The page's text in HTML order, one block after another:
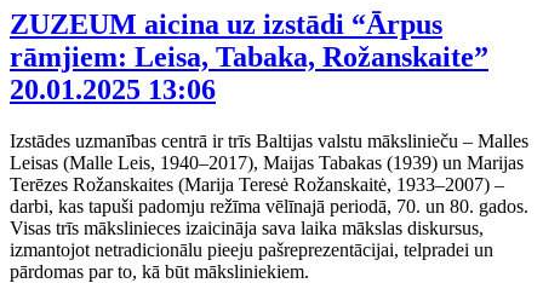
ZUZEUM aicina uz izstādi “Ārpus
rāmjiem: Leisa, Tabaka, Rožanskaite”
20.01.2025 13:06
Izstādes uzmanības centrā ir trīs Baltijas valstu mākslinieču – Malles
Leisas (Malle Leis, 1940–2017), Maijas Tabakas (1939) un Marijas
Terēzes Rožanskaites (Marija Teresė Rožanskaitė, 1933–2007) –
darbi, kas tapuši padomju režīma vēlīnajā periodā, 70. un 80. gados.
Visas trīs mākslinieces izaicināja sava laika mākslas diskursus,
izmantojot netradicionālu pieeju pašreprezentācijai, telpradei un
pārdomas par to, kā būt māksliniekiem.